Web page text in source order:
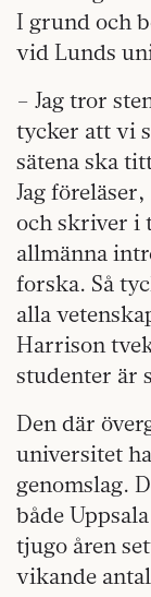
I grund och
vid Lunds
– Jag tror
tycker att vi
sätena ska
Jag
och skriver i
allmänna
forska. Så
alla
Harrison
studenter är
Den där
universitet
genomslag.
både
tjugo åren
vikande